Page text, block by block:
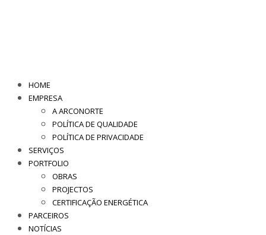
HOME
EMPRESA
A ARCONORTE
POLÍTICA DE QUALIDADE
POLÍTICA DE PRIVACIDADE
SERVIÇOS
PORTFOLIO
OBRAS
PROJECTOS
CERTIFICAÇÃO ENERGÉTICA
PARCEIROS
NOTÍCIAS